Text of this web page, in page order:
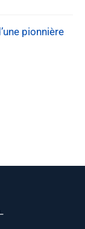
pionnière